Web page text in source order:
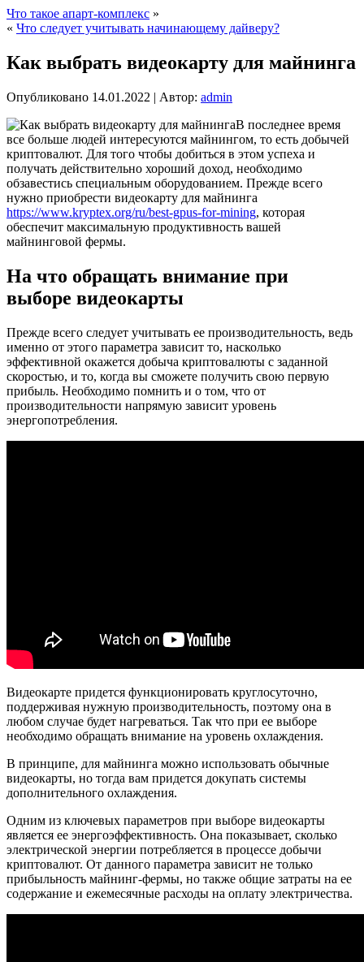
Что такое апарт-комплекс »
« Что следует учитывать начинающему дайверу?
Как выбрать видеокарту для майнинга
Опубликовано 14.01.2022 | Автор: admin
В последнее время
все больше людей интересуются майнингом, то есть добычей
криптовалют. Для того чтобы добиться в этом успеха и
получать действительно хороший доход, необходимо
обзавестись специальным оборудованием. Прежде всего
нужно приобрести видеокарту для майнинга
https://www.kryptex.org/ru/best-gpus-for-mining, которая
обеспечит максимальную продуктивность вашей
майнинговой фермы.
На что обращать внимание при
выборе видеокарты
Прежде всего следует учитывать ее производительность, ведь
именно от этого параметра зависит то, насколько
эффективной окажется добыча криптовалюты с заданной
скоростью, и то, когда вы сможете получить свою первую
прибыль. Необходимо помнить и о том, что от
производительности напрямую зависит уровень
энергопотребления.
Видеокарте придется функционировать круглосуточно,
поддерживая нужную производительность, поэтому она в
любом случае будет нагреваться. Так что при ее выборе
необходимо обращать внимание на уровень охлаждения.
В принципе, для майнинга можно использовать обычные
видеокарты, но тогда вам придется докупать системы
дополнительного охлаждения.
Одним из ключевых параметров при выборе видеокарты
является ее энергоэффективность. Она показывает, сколько
электрической энергии потребляется в процессе добычи
криптовалют. От данного параметра зависит не только
прибыльность майнинг-фермы, но также общие затраты на ее
содержание и ежемесячные расходы на оплату электричества.